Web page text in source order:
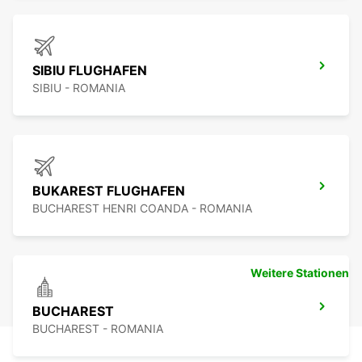
SIBIU FLUGHAFEN
SIBIU - ROMANIA
BUKAREST FLUGHAFEN
BUCHAREST HENRI COANDA - ROMANIA
BUCHAREST
BUCHAREST - ROMANIA
Weitere Stationen